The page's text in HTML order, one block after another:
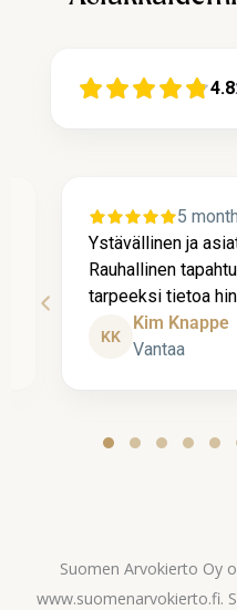
4.8
5
Ystävällinen ja
Rauhallinen
tarpeeksi tietoa
Kim Knappe
Suomen Arvokierto Oy
www.suomenarvokierto.fi.